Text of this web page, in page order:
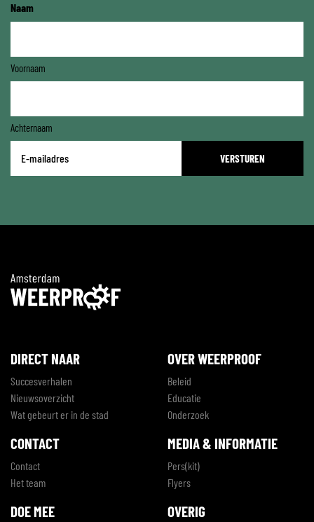
Naam
Voornaam
Achternaam
mailadres
DIRECT NAAR
Succesverhalen
Nieuwsoverzicht
Wat gebeurt er in de stad
OVER WEERPROOF
Beleid
Educatie
Onderzoek
CONTACT
Contact
Het team
MEDIA & INFORMATIE
Pers(kit)
Flyers
DOE MEE OVERIG